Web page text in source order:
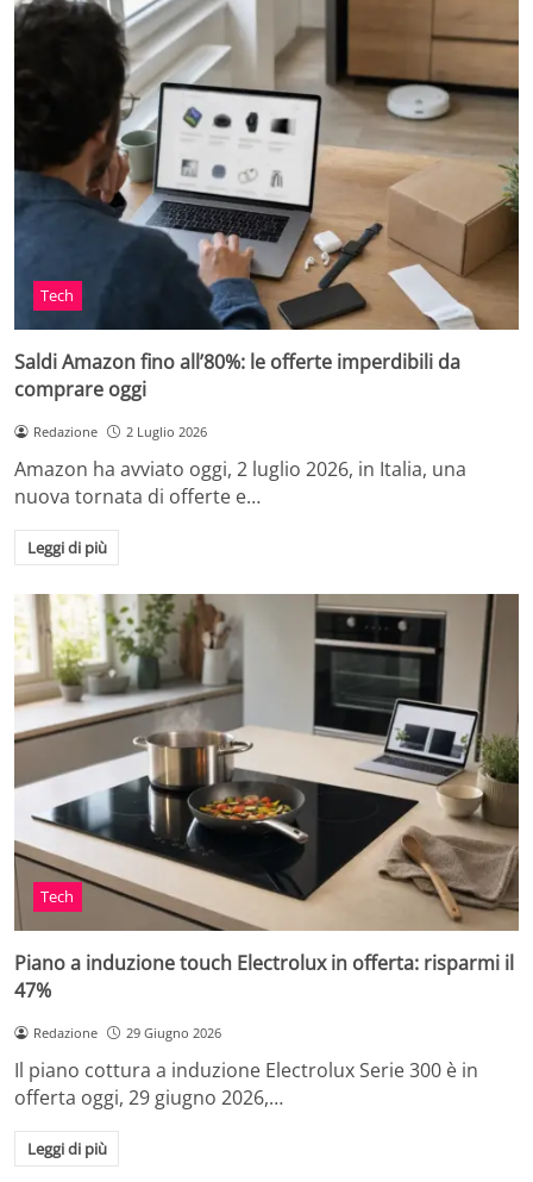
Tech
Saldi Amazon fino all’80%: le offerte imperdibili da
comprare oggi
Redazione 2 Luglio 2026
Amazon ha avviato oggi, 2 luglio 2026, in Italia, una
nuova tornata di offerte e…
Leggi di più
Tech
Piano a induzione touch Electrolux in offerta: risparmi il
47%
Redazione 29 Giugno 2026
Il piano cottura a induzione Electrolux Serie 300 è in
offerta oggi, 29 giugno 2026,…
Leggi di più